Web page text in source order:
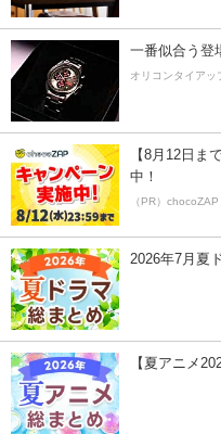
一番似合う登
オリコンタイアッ
【8月12日ま
中！
（PR）chocoZAP
2026年7月夏
【夏アニメ